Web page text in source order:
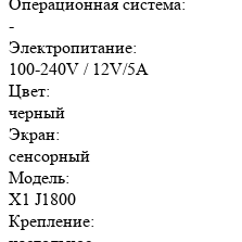
-
Электропитание:
100-240V / 12V/5A
Цвет:
черный
Экран:
сенсорный
Модель:
X1 J1800
Крепление: